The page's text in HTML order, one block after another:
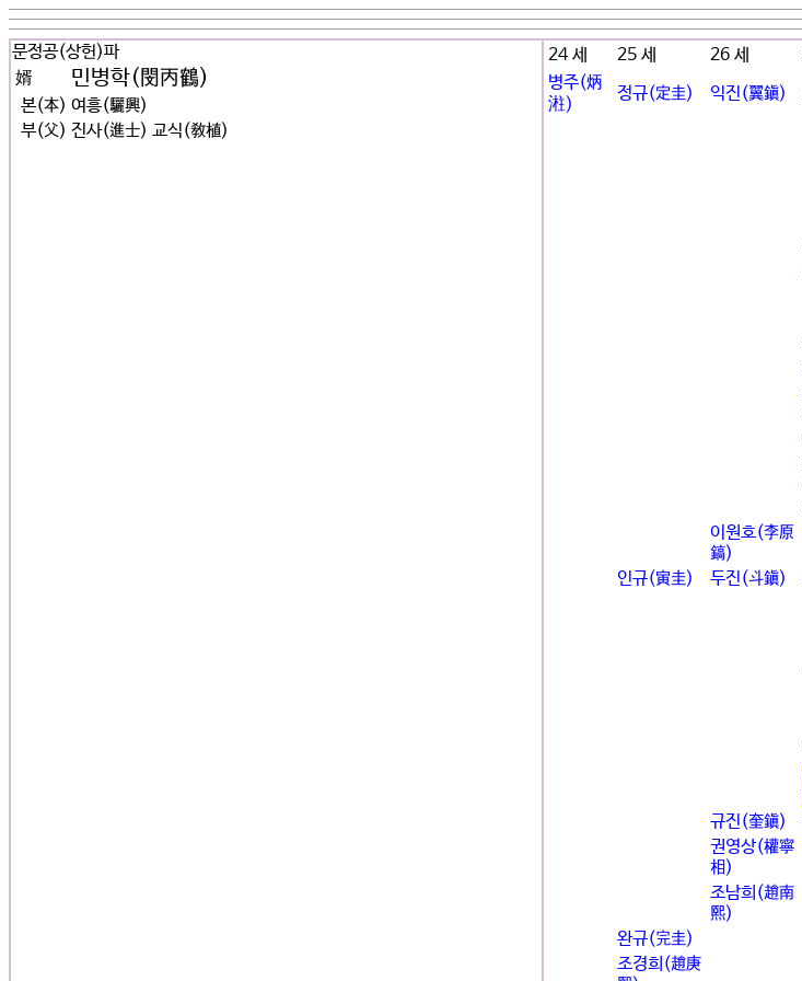
문정공(상헌)파
婿
민병학(閔丙鶴)
본(本) 여흥(驪興)
부(父) 진사(進士) 교식(敎植)
24 세 25 세 26 세
병주(炳
㴤)
정규(定圭) 익진(翼鎭)
이원호(李原
鎬)
인규(寅圭)
두진(斗鎭)
규진(奎鎭)
권영상(權寧
相)
조남희(趙南
熙)
완규(完圭)
조경희(趙庚